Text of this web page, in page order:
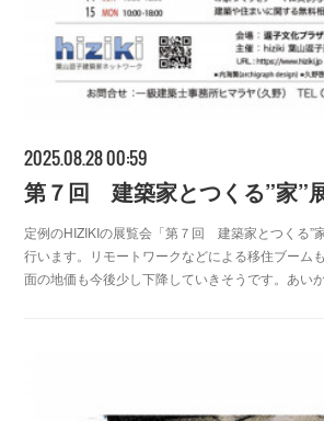
2025.08.28 00:59
第７回 建築家とつくる”家”
定例のHIZIKIの展覧会「第７回 建築家とつくる”
行います。リモートワークなどによる移住ブーム
面の地価も今後少し下降していきそうです。あい